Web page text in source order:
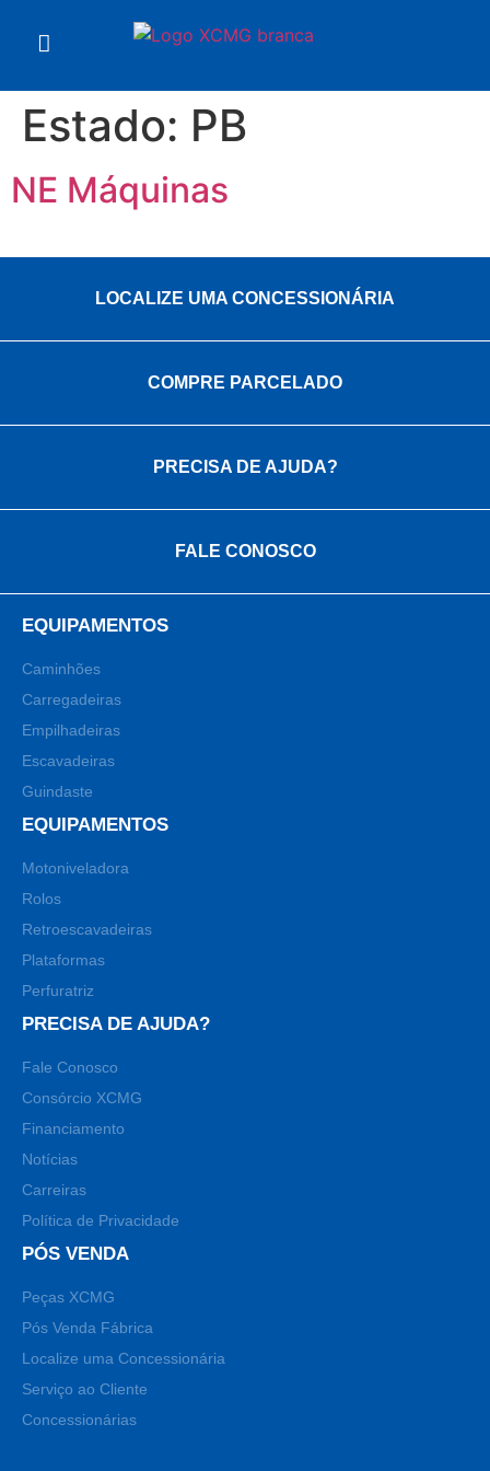
Estado: PB
NE Máquinas
LOCALIZE UMA CONCESSIONÁRIA
COMPRE PARCELADO
PRECISA DE AJUDA?
FALE CONOSCO
EQUIPAMENTOS
Caminhões
Carregadeiras
Empilhadeiras
Escavadeiras
Guindaste
EQUIPAMENTOS
Motoniveladora
Rolos
Retroescavadeiras
Plataformas
Perfuratriz
PRECISA DE AJUDA?
Fale Conosco
Consórcio XCMG
Financiamento
Notícias
Carreiras
Política de Privacidade
PÓS VENDA
Peças XCMG
Pós Venda Fábrica
Localize uma Concessionária
Serviço ao Cliente
Concessionárias